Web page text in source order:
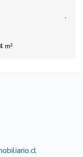
m²